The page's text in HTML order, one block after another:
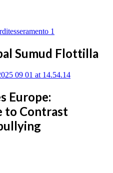
Sumud Flottilla
Europe:
to Contrast